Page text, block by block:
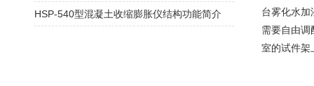
台雾化水加
需要自由调
室的试件架
HSP-540型混凝土收缩膨胀仪结构功能简介